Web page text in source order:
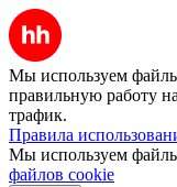
Мы используем
правильную работу
трафик.
Правила
Мы используем
файлов cookie